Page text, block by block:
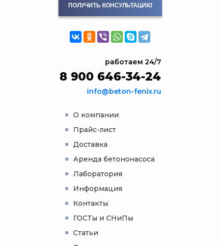
ПОЛУЧИТЬ КОНСУЛЬТАЦИЮ
О компании
Прайс-лист
Доставка
Аренда бетононасоса
Лаборатория
Информация
Контакты
ГОСТы и СНиПы
Статьи
работаем 24/7
8 900 646-34-24
info@beton-fenix.ru